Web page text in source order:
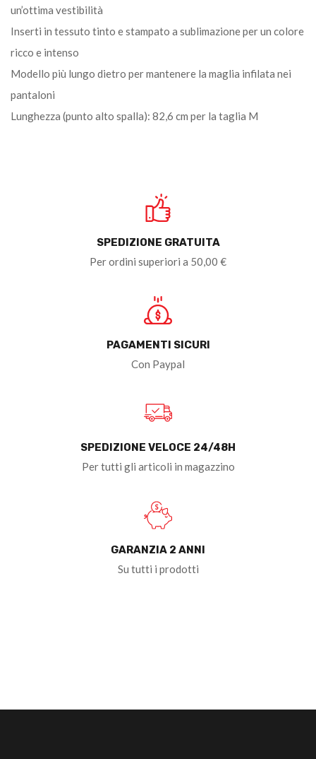
un’ottima vestibilità
Inserti in tessuto tinto e stampato a sublimazione per un colore
ricco e intenso
Modello più lungo dietro per mantenere la maglia infilata nei
pantaloni
Lunghezza (punto alto spalla): 82,6 cm per la taglia M
SPEDIZIONE GRATUITA
Per ordini superiori a 50,00 €
PAGAMENTI SICURI
Con Paypal
SPEDIZIONE VELOCE 24/48H
Per tutti gli articoli in magazzino
GARANZIA 2 ANNI
Su tutti i prodotti